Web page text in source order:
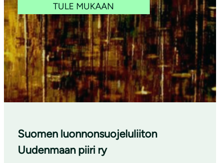
TULE MUKAAN
Suomen luonnonsuojeluliiton
Uudenmaan piiri ry